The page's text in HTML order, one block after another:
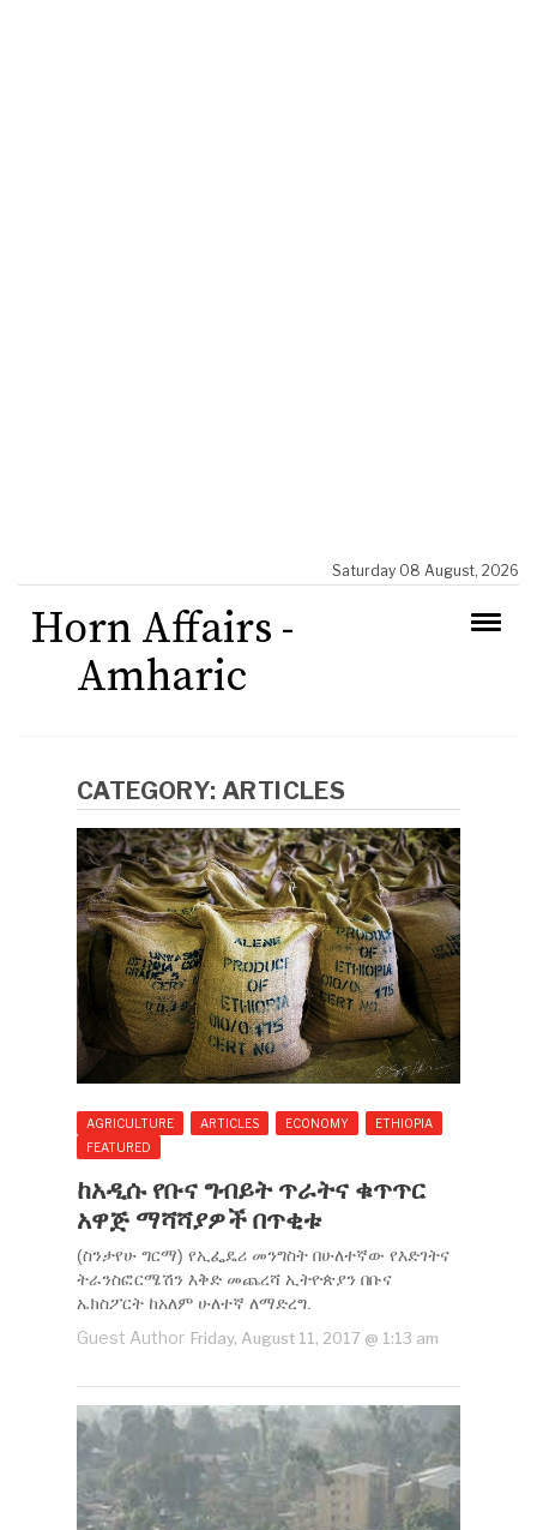
Saturday 08 August, 2026
Horn Affairs -
Amharic
CATEGORY:ARTICLES
AGRICULTURE ARTICLES ECONOMY
ETHIOPIA
FEATURED
ከአዲሱ የቡና ግብይት ጥራትና ቁጥጥር
አዋጅ ማሻሻያዎች በጥቂቱ
(ስንታየሁ ግርማ) የኢፌዴሪ መንግስት በሁለተኛው የእድገትና
ትራንስፎርሜሽን እቅድ መጨረሻ ኢትዮጵያን በቡና
ኤክስፖርት ከአለም ሁለተኛ ለማድረግ.
Guest Author Friday, August 11, 2017 @ 1:13 am